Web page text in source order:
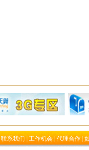
联系我们|工作机会|代理合作|